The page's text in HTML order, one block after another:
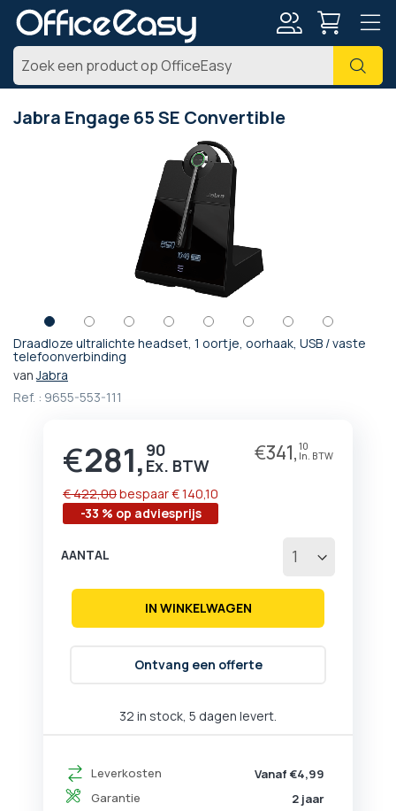
Zoek
Jabra Engage 65 SE Convertible
Draadloze ultralichte headset, 1 oortje, oorhaak, USB / vaste
telefoonverbinding
vanJabra
Ref. : 9655-553-111
Prijs
€281, 90 €341, 10
-33 % op adviesprijs
€ 422,00bespaar€ 140,10
32 in stock, 5 dagen levert.
Leverkosten
Vanaf €4,99
Garantie
2 jaar
AANTAL
IN WINKELWAGEN
Ontvang een offerte
Ga
naar
begin
afbeeldingen-